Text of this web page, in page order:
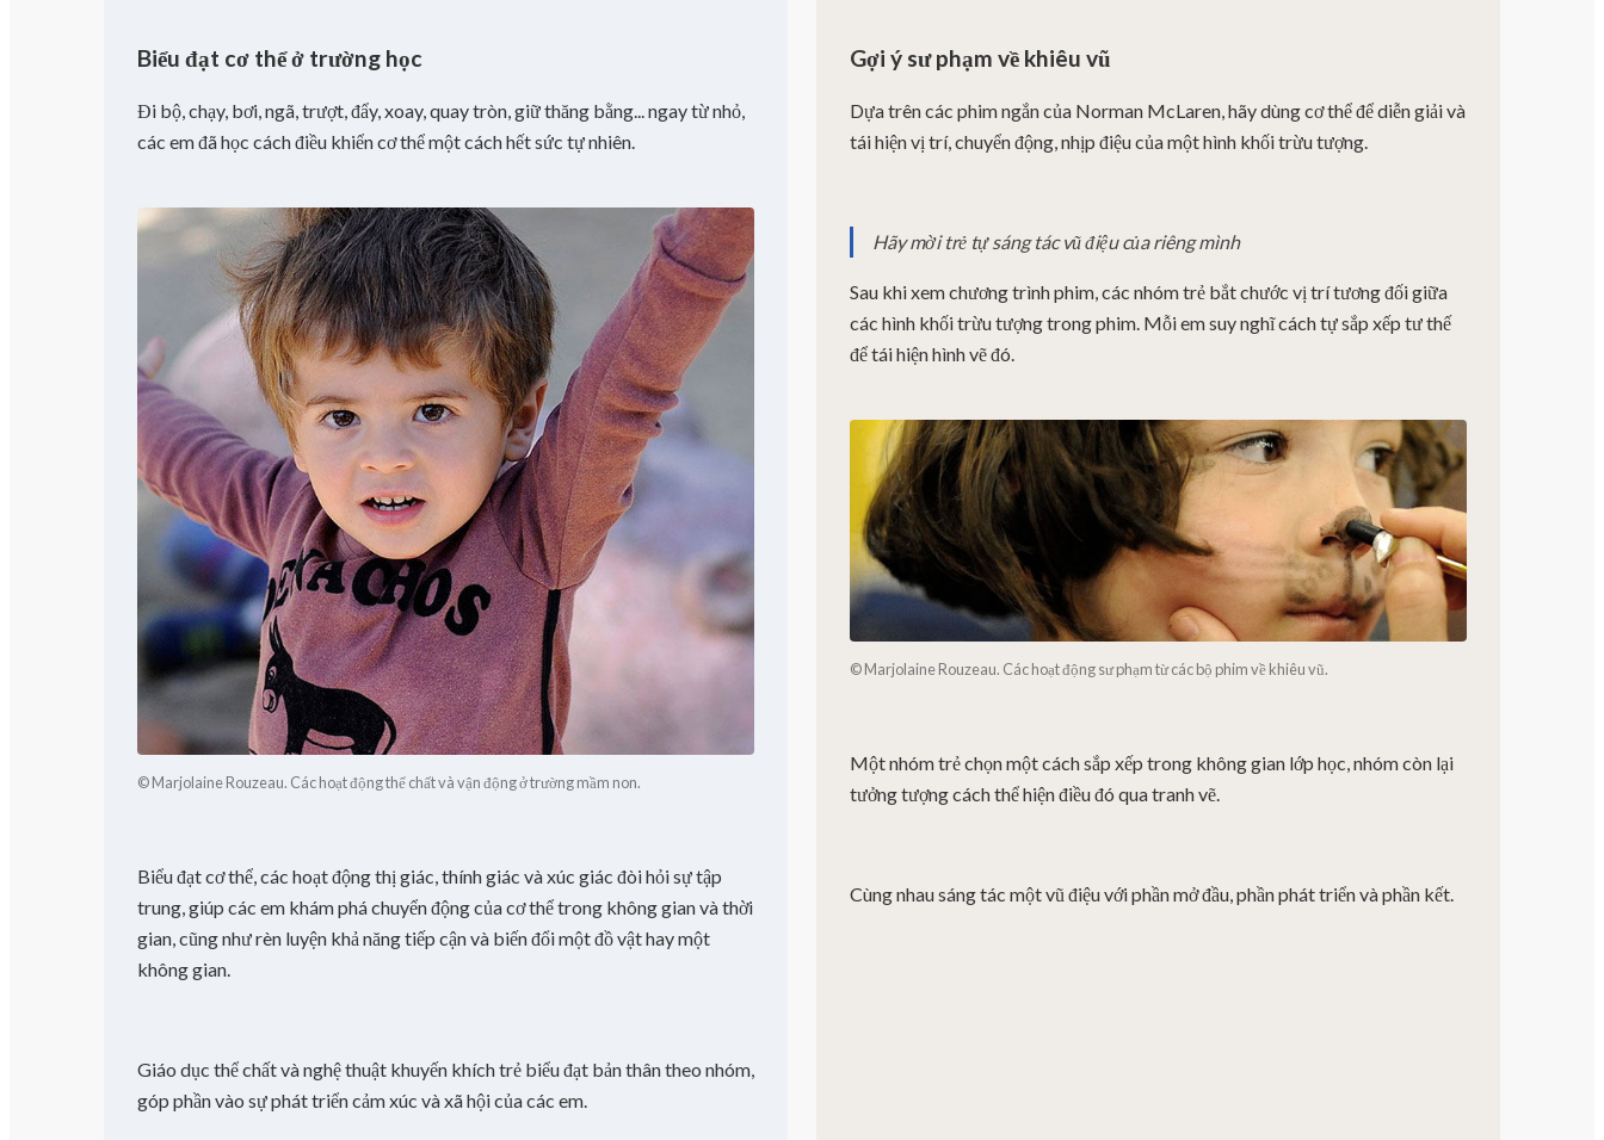
Biểu đạt cơ thể ở trường học
Đi bộ, chạy, bơi, ngã, trượt, đẩy, xoay, quay tròn, giữ thăng bằng... ngay từ nhỏ,
các em đã học cách điều khiển cơ thể một cách hết sức tự nhiên.
© Marjolaine Rouzeau. Các hoạt động thể chất và vận động ở trường mầm non.
Biểu đạt cơ thể, các hoạt động thị giác, thính giác và xúc giác đòi hỏi sự tập
trung, giúp các em khám phá chuyển động của cơ thể trong không gian và thời
gian, cũng như rèn luyện khả năng tiếp cận và biến đổi một đồ vật hay một
không gian.
Giáo dục thể chất và nghệ thuật khuyến khích trẻ biểu đạt bản thân theo nhóm,
góp phần vào sự phát triển cảm xúc và xã hội của các em.
Gợi ý sư phạm về khiêu vũ
Dựa trên các phim ngắn của Norman McLaren, hãy dùng cơ thể để diễn giải và
tái hiện vị trí, chuyển động, nhịp điệu của một hình khối trừu tượng.
Hãy mời trẻ tự sáng tác vũ điệu của riêng mình
Sau khi xem chương trình phim, các nhóm trẻ bắt chước vị trí tương đối giữa
các hình khối trừu tượng trong phim. Mỗi em suy nghĩ cách tự sắp xếp tư thế
để tái hiện hình vẽ đó.
© Marjolaine Rouzeau. Các hoạt động sư phạm từ các bộ phim về khiêu vũ.
Một nhóm trẻ chọn một cách sắp xếp trong không gian lớp học, nhóm còn lại
tưởng tượng cách thể hiện điều đó qua tranh vẽ.
Cùng nhau sáng tác một vũ điệu với phần mở đầu, phần phát triển và phần kết.